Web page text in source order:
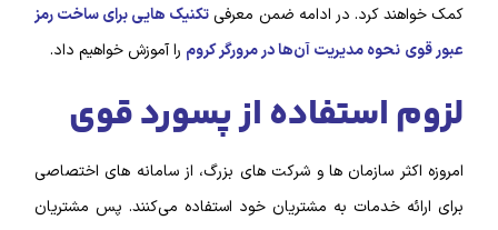
کمک خواهند کرد. در ادامه ضمن معرفی تکنیک‌ هایی برای ساخت رمز
عبور قوی نحوه مدیریت آن‌ها در مرورگر کروم را آموزش خواهیم داد.
لزوم استفاده از پسورد قوی
امروزه اکثر سازمان‌ ها و شرکت‌ های بزرگ، از سامانه‌ های اختصاصی
برای ارائه خدمات به مشتریان خود استفاده می‌کنند. پس مشتریان